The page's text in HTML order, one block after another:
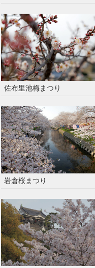
佐布里池梅まつり
岩倉桜まつり